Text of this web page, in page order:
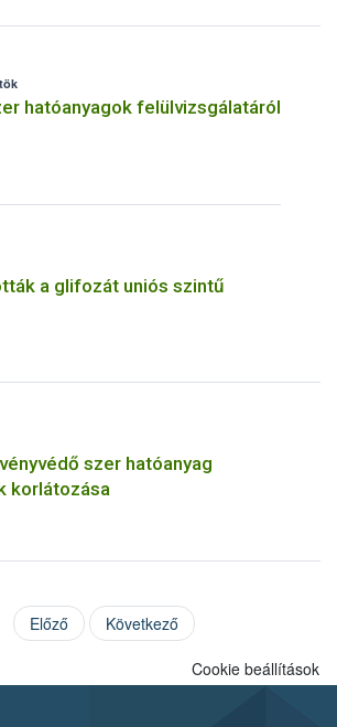
hatóanyagok felülvizsgálatáról
a glifozát uniós szintű
szer hatóanyag
korlátozása
Előző Következő
Cookie beállítások